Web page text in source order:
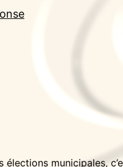
élections municipales,